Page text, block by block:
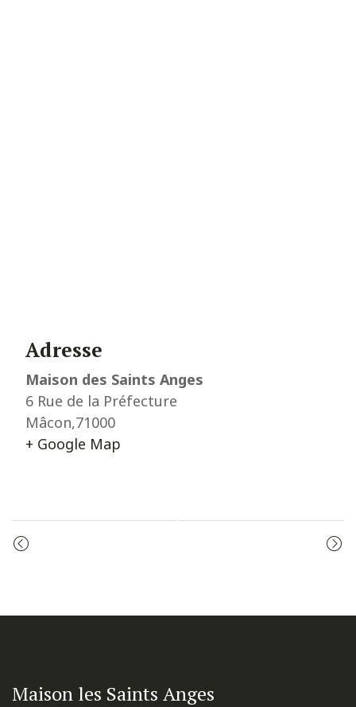
Adresse
Maison des Saints Anges
6 Rue de la Préfecture
Mâcon,71000
+ Google Map
Event
Maison les Saints Anges